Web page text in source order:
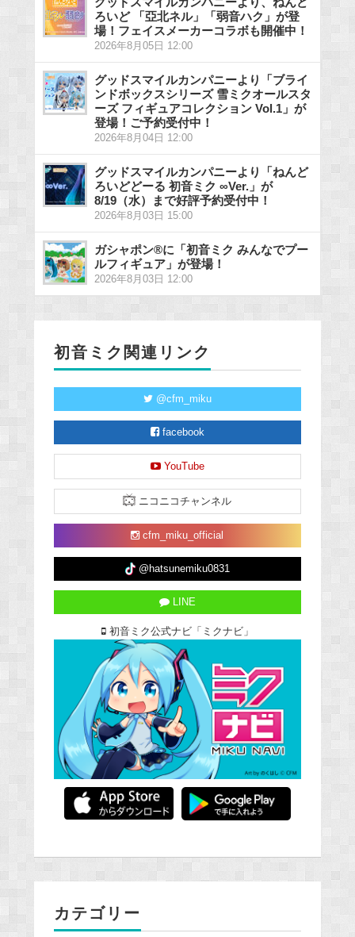
ろいど 「亞北ネル」「弱音ハク」が登
場！フェイスメーカーコラボも開催中！
2026年8月05日 12:00
グッドスマイルカンパニーより「ブライ
ンドボックスシリーズ 雪ミクオールスタ
ーズ フィギュアコレクション Vol.1」が
登場！ご予約受付中！
2026年8月04日 12:00
グッドスマイルカンパニーより「ねんど
ろいどどーる 初音ミク ∞Ver.」が
8/19（水）まで好評予約受付中！
2026年8月03日 15:00
ガシャポン®に「初音ミク みんなでプー
ルフィギュア」が登場！
2026年8月03日 12:00
初音ミク関連リンク
@cfm_miku
facebook
YouTube
ニコニコチャンネル
cfm_miku_official
@hatsunemiku0831
LINE
初音ミク公式ナビ「ミクナビ」
カテゴリー